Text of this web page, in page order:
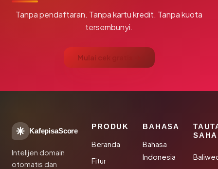
Tanpa pendaftaran. Tanpa kartu kredit. Tanpa kuota
tersembunyi.
Mulai cek gratis →
KafepisaScore
Intelijen domain
otomatis dan
PRODUK
Beranda
Fitur
BAHASA
Bahasa
Indonesia